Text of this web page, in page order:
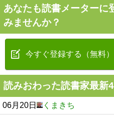
あなたも読書メーターに
みませんか？
今すぐ登録する（無料）
読みおわった読書家最新
06月20日 くまきち